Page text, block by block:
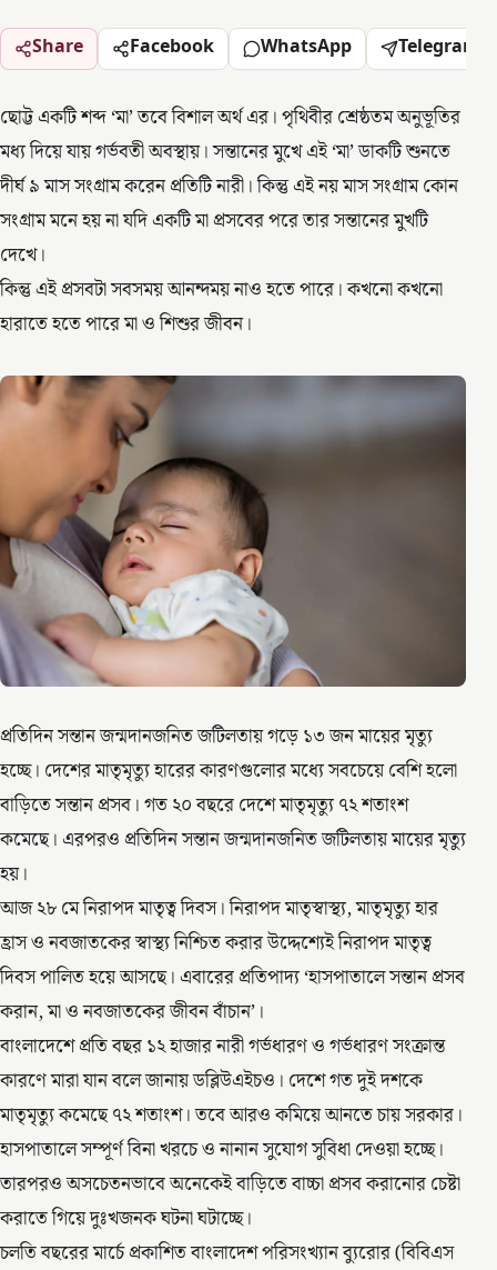
Share Facebook WhatsApp Telegram
ছোট্ট একটি শব্দ ‘মা’ তবে বিশাল অর্থ এর। পৃথিবীর শ্রেষ্ঠতম অনুভূতির
মধ্য দিয়ে যায় গর্ভবতী অবস্থায়। সন্তানের মুখে এই ‘মা’ ডাকটি শুনতে
দীর্ঘ ৯ মাস সংগ্রাম করেন প্রতিটি নারী। কিন্তু এই নয় মাস সংগ্রাম কোন
সংগ্রাম মনে হয় না যদি একটি মা প্রসবের পরে তার সন্তানের মুখটি
দেখে।
কিন্তু এই প্রসবটা সবসময় আনন্দময় নাও হতে পারে। কখনো কখনো
হারাতে হতে পারে মা ও শিশুর জীবন।
প্রতিদিন সন্তান জন্মদানজনিত জটিলতায় গড়ে ১৩ জন মায়ের মৃত্যু
হচ্ছে। দেশের মাতৃমৃত্যু হারের কারণগুলোর মধ্যে সবচেয়ে বেশি হলো
বাড়িতে সন্তান প্রসব। গত ২০ বছরে দেশে মাতৃমৃত্যু ৭২ শতাংশ
কমেছে। এরপরও প্রতিদিন সন্তান জন্মদানজনিত জটিলতায় মায়ের মৃত্যু
হয়।
আজ ২৮ মে নিরাপদ মাতৃত্ব দিবস। নিরাপদ মাতৃস্বাস্থ্য, মাতৃমৃত্যু হার
হ্রাস ও নবজাতকের স্বাস্থ্য নিশ্চিত করার উদ্দেশ্যেই নিরাপদ মাতৃত্ব
দিবস পালিত হয়ে আসছে। এবারের প্রতিপাদ্য ‘হাসপাতালে সন্তান প্রসব
করান, মা ও নবজাতকের জীবন বাঁচান’।
বাংলাদেশে প্রতি বছর ১২ হাজার নারী গর্ভধারণ ও গর্ভধারণ সংক্রান্ত
কারণে মারা যান বলে জানায় ডব্লিউএইচও। দেশে গত দুই দশকে
মাতৃমৃত্যু কমেছে ৭২ শতাংশ। তবে আরও কমিয়ে আনতে চায় সরকার।
হাসপাতালে সম্পূর্ণ বিনা খরচে ও নানান সুযোগ সুবিধা দেওয়া হচ্ছে।
তারপরও অসচেতনভাবে অনেকেই বাড়িতে বাচ্চা প্রসব করানোর চেষ্টা
করাতে গিয়ে দুঃখজনক ঘটনা ঘটাচ্ছে।
চলতি বছরের মার্চে প্রকাশিত বাংলাদেশ পরিসংখ্যান ব্যুরোর (বিবিএস